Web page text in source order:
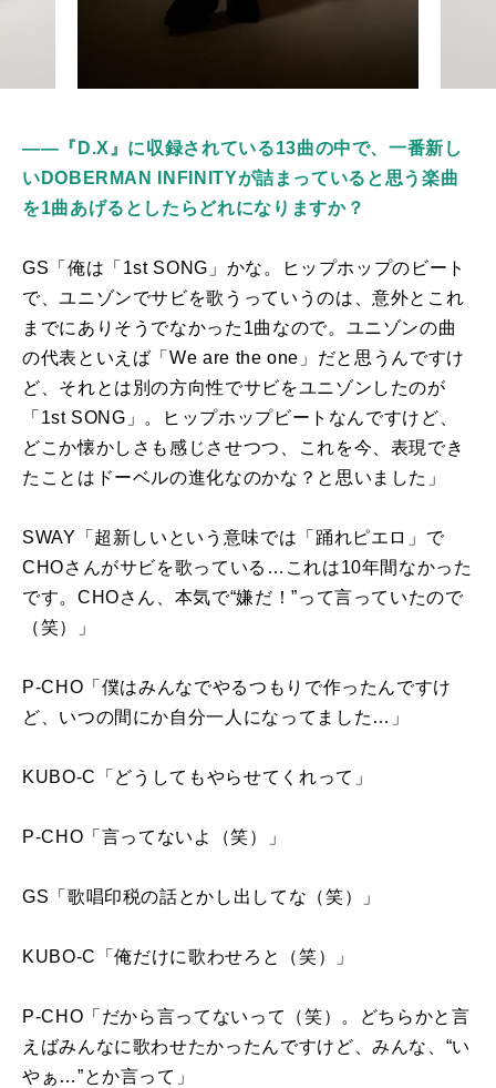
――『D.X』に収録されている13曲の中で、一番新し
いDOBERMAN INFINITYが詰まっていると思う楽曲
を1曲あげるとしたらどれになりますか？
GS「俺は「 1st SONG 」かな。ヒップホップのビート
で、ユニゾンでサビを歌うっていうのは、意外とこれ
までにありそうでなかった 1曲なので。ユニゾンの曲
の代表といえば「We are the one 」だと思うんですけ
ど、それとは別の方向性でサビをユニゾンしたのが
「 1st SONG 」。ヒップホップビートなんですけど、
どこか懐かしさも感じさせつつ、これを今、表現でき
たことはドーベルの進化なのかな？と思いました」
SWAY「超新しいという意味では「踊れピエロ」で
CHOさんがサビを歌っている…これは10年間なかった
です。CHOさん、本気で“嫌だ！”って言っていたので
（笑）」
P-CHO「僕はみんなでやるつもりで作ったんですけ
ど、いつの間にか自分一人になってました…」
KUBO-C「どうしてもやらせてくれって」
P-CHO「言ってないよ（笑）」
GS「歌唱印税の話とかし出してな（笑）」
KUBO-C「俺だけに歌わせろと（笑）」
P-CHO「だから言ってないって（笑）。どちらかと言
えばみんなに歌わせたかったんですけど、みんな、“い
やぁ…”とか言って」